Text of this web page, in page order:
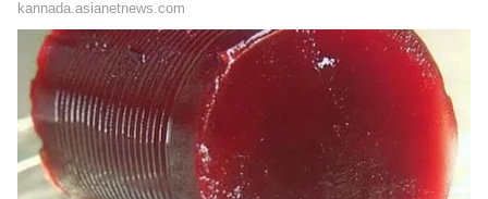
ಯುವ ಕಾಂಗ್ರೆಸ್ ನ ಹರೀಶ್, ಗಿರೀಶ್, ಆರ್ ಎಂ ಸಿ ಟಿ
ಮಂಜುನಾಥ್,ಮಹೇಶ್, ಮುನಿನಾರಾಯಣ, ಪುರಸಭೆ
ಮುಖ್ಯಾಧಿಕಾರಿ ಸತ್ಯನಾರಾಯಣ, ಬೆಸ್ಕಾಂ ಅಧಿಕಾರಿಗಳಾದ
ಲಕ್ಷ್ಮಿಕಾಂತ್, ಭವಾನಿ ಶಂಕರ್, ನಾರಾಯಣಸ್ವಾಮಿ ಇತರರು
ಉಪಸ್ಥಿತರಿದ್ದರು.